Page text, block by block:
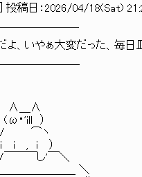
] 投稿日： 2026/04/18(Sat)
￣￣￣￣￣
いやぁ大変だった、毎日
￣￣￣￣￣
∧
）
i ）
し'￣＼
＿＿＿＿ ＼